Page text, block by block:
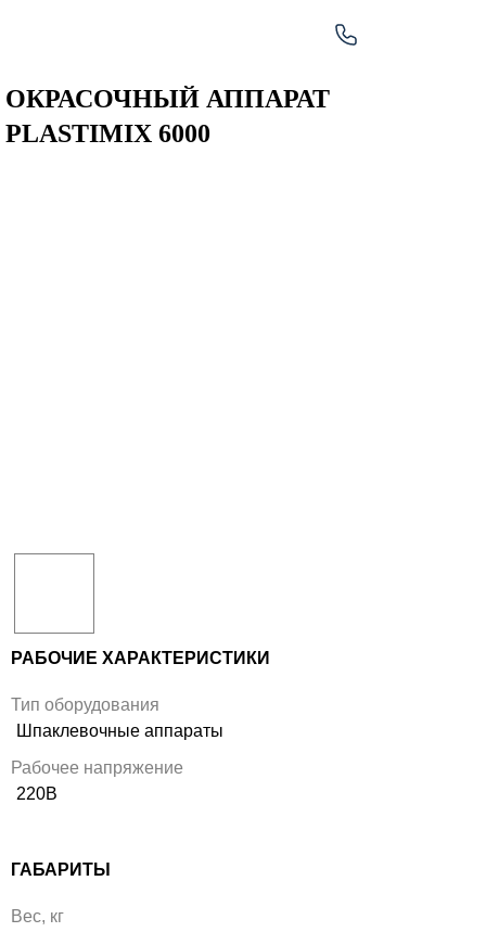
ОКРАСОЧНЫЙ АППАРАТ
PLASTIMIX 6000
РАБОЧИЕ ХАРАКТЕРИСТИКИ
Тип оборудования
Шпаклевочные аппараты
Рабочее напряжение
220В
ГАБАРИТЫ
Вес, кг